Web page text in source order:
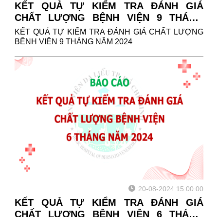
KẾT QUẢ TỰ KIỂM TRA ĐÁNH GIÁ
CHẤT LƯỢNG BỆNH VIỆN 9 THÁNG
NĂM 2024
KẾT QUẢ TỰ KIỂM TRA ĐÁNH GIÁ CHẤT LƯỢNG
BỆNH VIỆN 9 THÁNG NĂM 2024
20-08-2024 15:00:00
KẾT QUẢ TỰ KIỂM TRA ĐÁNH GIÁ
CHẤT LƯỢNG BỆNH VIỆN 6 THÁNG